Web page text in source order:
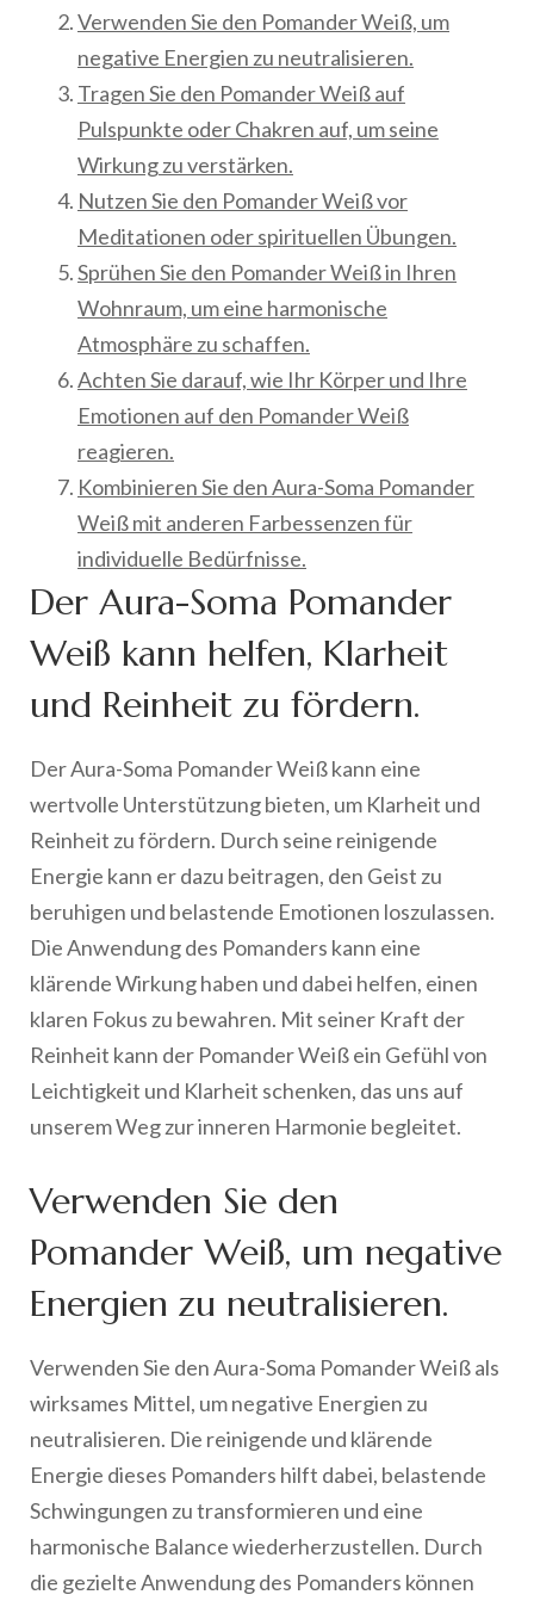
Verwenden Sie den Pomander Weiß, um
negative Energien zu neutralisieren.
Tragen Sie den Pomander Weiß auf
Pulspunkte oder Chakren auf, um seine
Wirkung zu verstärken.
Nutzen Sie den Pomander Weiß vor
Meditationen oder spirituellen Übungen.
Sprühen Sie den Pomander Weiß in Ihren
Wohnraum, um eine harmonische
Atmosphäre zu schaffen.
Achten Sie darauf, wie Ihr Körper und Ihre
Emotionen auf den Pomander Weiß
reagieren.
Kombinieren Sie den Aura-Soma Pomander
Weiß mit anderen Farbessenzen für
individuelle Bedürfnisse.
Der Aura-Soma Pomander
Weiß kann helfen, Klarheit
und Reinheit zu fördern.
Der Aura-Soma Pomander Weiß kann eine
wertvolle Unterstützung bieten, um Klarheit und
Reinheit zu fördern. Durch seine reinigende
Energie kann er dazu beitragen, den Geist zu
beruhigen und belastende Emotionen loszulassen.
Die Anwendung des Pomanders kann eine
klärende Wirkung haben und dabei helfen, einen
klaren Fokus zu bewahren. Mit seiner Kraft der
Reinheit kann der Pomander Weiß ein Gefühl von
Leichtigkeit und Klarheit schenken, das uns auf
unserem Weg zur inneren Harmonie begleitet.
Verwenden Sie den
Pomander Weiß, um negative
Energien zu neutralisieren.
Verwenden Sie den Aura-Soma Pomander Weiß als
wirksames Mittel, um negative Energien zu
neutralisieren. Die reinigende und klärende
Energie dieses Pomanders hilft dabei, belastende
Schwingungen zu transformieren und eine
harmonische Balance wiederherzustellen. Durch
die gezielte Anwendung des Pomanders können